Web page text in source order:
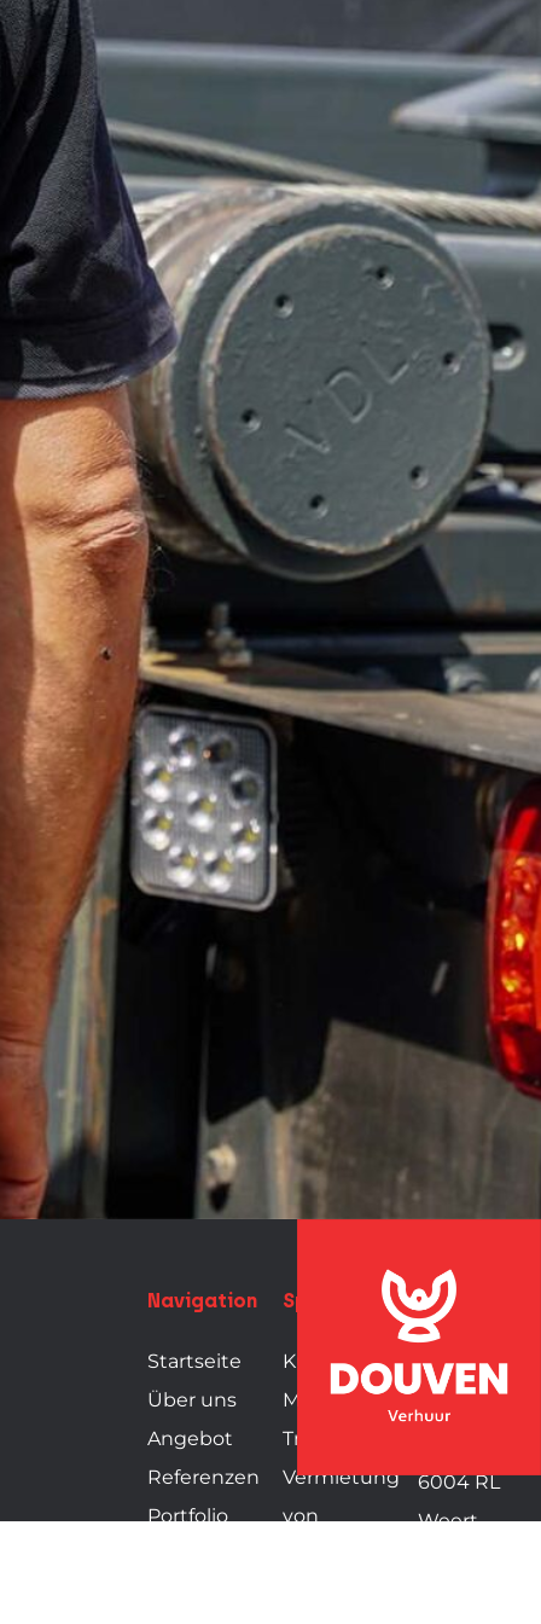
Navigation
Startseite
Über uns
Angebot
Referenzen
Portfolio
Spezialisierungen
Kühlung
Mobilität
Transportservice
Vermietung
von
Douven
Verhuur
6004 RL
Weert